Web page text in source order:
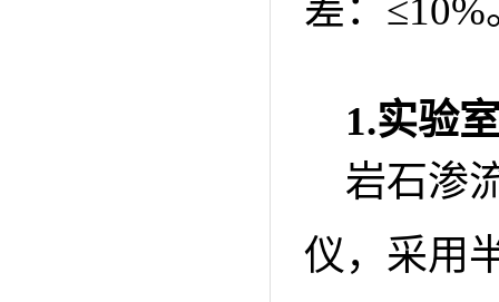
差：≤10%
1.实验
岩石渗
仪，采用